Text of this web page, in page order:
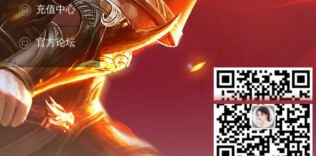
充值中心
官方论坛